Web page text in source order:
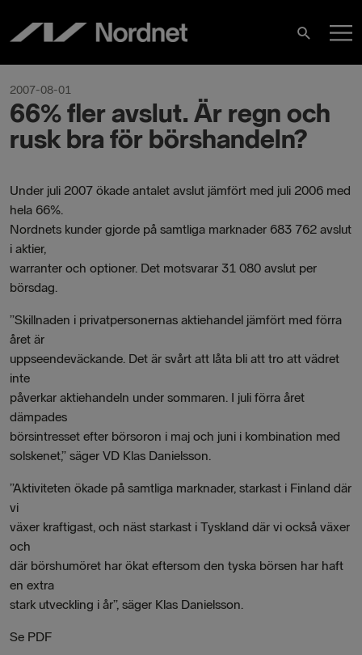
innehåll
Sök
2007-08-01
66% fler avslut. Är regn och
rusk bra för börshandeln?
Under juli 2007 ökade antalet avslut jämfört med juli 2006 med
hela 66%.
Nordnets kunder gjorde på samtliga marknader 683 762 avslut
i aktier,
warranter och optioner. Det motsvarar 31 080 avslut per
börsdag.
”Skillnaden i privatpersonernas aktiehandel jämfört med förra
året är
uppseendeväckande. Det är svårt att låta bli att tro att vädret
inte
påverkar aktiehandeln under sommaren. I juli förra året
dämpades
börsintresset efter börsoron i maj och juni i kombination med
solskenet,” säger VD Klas Danielsson.
”Aktiviteten ökade på samtliga marknader, starkast i Finland där
vi
växer kraftigast, och näst starkast i Tyskland där vi också växer
och
där börshumöret har ökat eftersom den tyska börsen har haft
en extra
stark utveckling i år”, säger Klas Danielsson.
Se PDF